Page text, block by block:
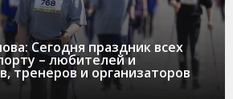
Сегодня праздник всех
– любителей и
тренеров и организаторов